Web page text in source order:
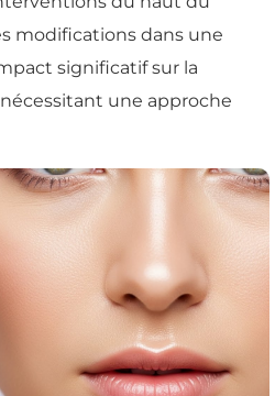
modifications dans une
significatif sur la
une approche